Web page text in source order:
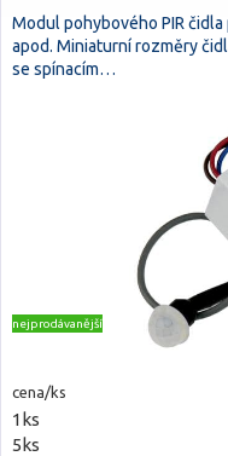
Modul pohybového PIR
apod. Miniaturní rozměry
se spínacím…
nejprodávanější
cena/ks
1ks
5ks